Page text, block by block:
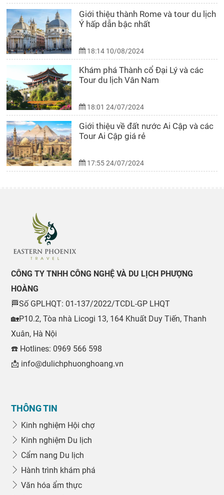
Giới thiệu thành Rome và tour du lịch
Ý hấp dẫn bậc nhất
18:14 10/08/2024
Khám phá Thành cổ Đại Lý và các
Tour du lịch Vân Nam
18:01 24/07/2024
Giới thiệu về đất nước Ai Cập và các
Tour Ai Cập giá rẻ
17:55 24/07/2024
CÔNG TY TNHH CÔNG NGHỆ VÀ DU LỊCH PHƯỢNG
HOÀNG
🏁Số GPLHQT: 01-137/2022/TCDL-GP LHQT
🏡P10.2, Tòa nhà Licogi 13, 164 Khuất Duy Tiến, Thanh
Xuân, Hà Nội
☎️ Hotlines: 0969 566 598
📩 info@dulichphuonghoang.vn
THÔNG TIN
Kinh nghiệm Hội chợ
Kinh nghiệm Du lịch
Cẩm nang Du lịch
Hành trình khám phá
Văn hóa ẩm thực